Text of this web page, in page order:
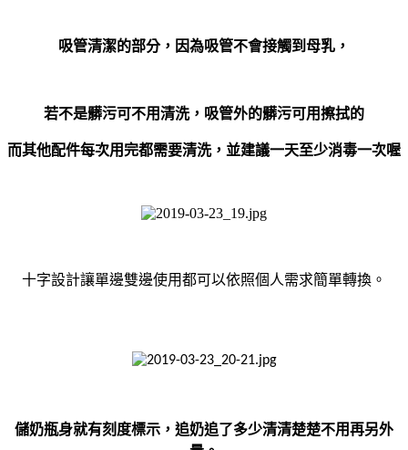
吸管清潔的部分，因為吸管不會接觸到母乳，
若不是髒污可不用清洗，吸管外的髒污可用擦拭的
而其他配件每次用完都需要清洗，並建議一天至少消毒一次喔
十字設計讓單邊雙邊使用都可以依照個人需求簡單轉換。
儲奶瓶身就有刻度標示，追奶追了多少清清楚楚不用再另外